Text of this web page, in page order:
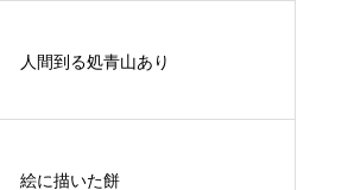
人間到る処青山あり
絵に描いた餅